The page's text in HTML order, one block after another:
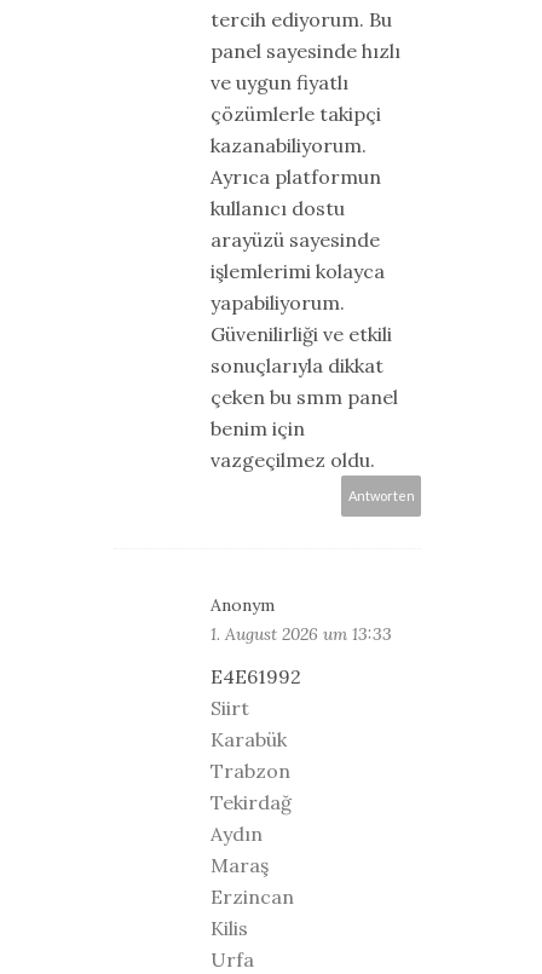
tercih ediyorum. Bu
panel sayesinde hızlı
ve uygun fiyatlı
çözümlerle takipçi
kazanabiliyorum.
Ayrıca platformun
kullanıcı dostu
arayüzü sayesinde
işlemlerimi kolayca
yapabiliyorum.
Güvenilirliği ve etkili
sonuçlarıyla dikkat
çeken bu smm panel
benim için
vazgeçilmez oldu.
Antworten
Anonym
1. August 2026 um 13:33
E4E61992
Siirt
Karabük
Trabzon
Tekirdağ
Aydın
Maraş
Erzincan
Kilis
Urfa